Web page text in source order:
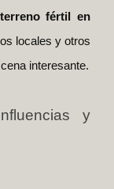
fértil en
locales y otros
interesante.
y